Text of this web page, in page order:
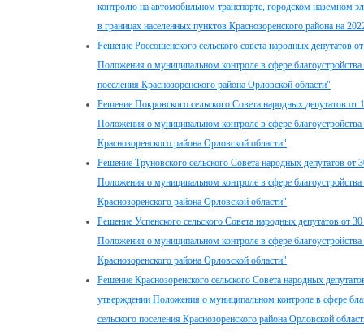
контролю на автомобильном транспорте, городском наземном
в границах населенных пунктов Краснозоренского района на
Решение Россошенского сельского совета народных депутатов
Положения о муниципальном контроле в сфере благоустройства
поселения Краснозоренского района Орловской области"
Решение Покровского сельского Совета народных депутатов
Положения о муниципальном контроле в сфере
Краснозоренского района Орловской области"
Решение Труновского сельского Совета народных депутатов
Положения о муниципальном контроле в сфере благоустройства
Краснозоренского района Орловской области"
Решение Успенского сельского Совета народных депутатов от
Положения о муниципальном контроле в сфере благоустройства
Краснозоренского района Орловской области"
Решение Краснозоренского сельского Совета народных
утверждении Положения о муниципальном контроле в сфере
сельского поселения Краснозоренского района Орловской